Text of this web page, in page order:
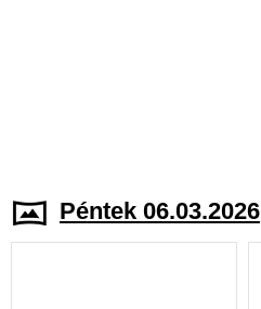
Péntek 06.03.2026